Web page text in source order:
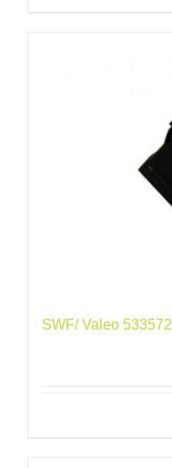
SWF/ Valeo 533572